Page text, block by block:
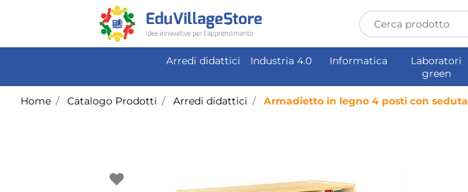
Arredi didattici Industria 4.0 Informatica
Laboratori
green
Home Catalogo Prodotti Arredi didattici Armadietto in legno 4 posti con seduta